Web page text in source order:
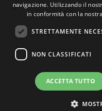
SEGUICI SU
Sezione Link
| Cookie policy |
Tema grafico ItaliaWP2
navigazione. Utilizzando il
in conformità con la
STRETTAMENTE
NON CLASSIFICATI
ACCETTA TUTTO